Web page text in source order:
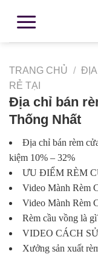
TRANG CHỦ / ĐỊA
RẺ TẠI
Địa chỉ bán
Thống Nhất
Địa chỉ bán rèm
kiệm 10% – 32%
ƯU ĐIỂM RÈM
Video Mành Rèm
Video Mành Rèm
Rèm cầu vồng là
VIDEO CÁCH
Xưởng sản xuất